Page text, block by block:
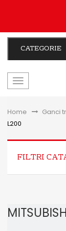
CATEGORIE
navigazione
Home &gt;Ganci
L200
FILTRI